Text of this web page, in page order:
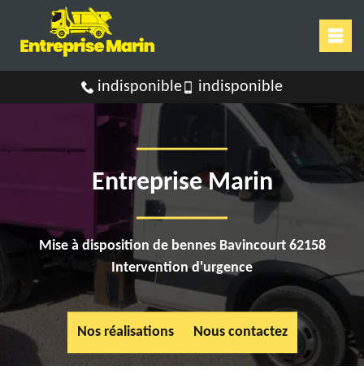
indisponible indisponible
Entreprise Marin
Mise à disposition de bennes Bavincourt 62158
Intervention d'urgence
Nos réalisations Nous contactez